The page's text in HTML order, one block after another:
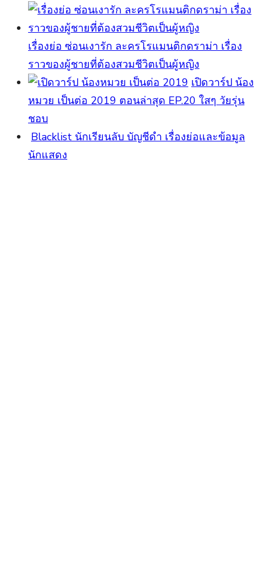
เรื่องย่อ ซ่อนเงารัก ละครโรแมนติกดราม่า เรื่อง
ราวของผู้ชายที่ต้องสวมชีวิตเป็นผู้หญิง
เปิดวาร์ป น้อง
หมวย เป็นต่อ 2019 ตอนล่าสุด EP.20 ใสๆ วัยรุ่น
ชอบ
Blacklist นักเรียนลับ บัญชีดำ เรื่องย่อและข้อมูล
นักแสดง